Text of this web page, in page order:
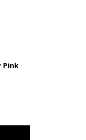
Pink